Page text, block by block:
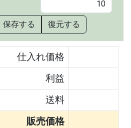
保存する 復元する
仕入れ価格
利益
送料
販売価格